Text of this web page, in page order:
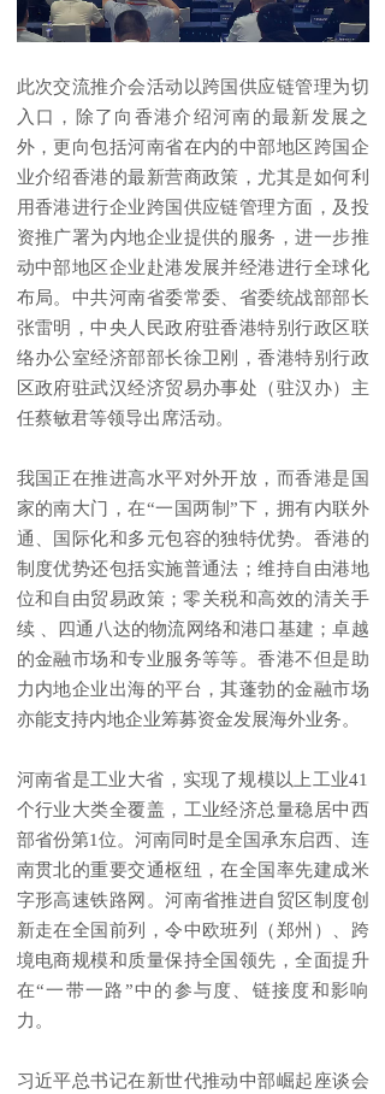
此次交流推介会活动以跨国供应链管理为切
入口，除了向香港介绍河南的最新发展之
外，更向包括河南省在内的中部地区跨国企
业介绍香港的最新营商政策，尤其是如何利
用香港进行企业跨国供应链管理方面，及投
资推广署为内地企业提供的服务，进一步推
动中部地区企业赴港发展并经港进行全球化
布局。中共河南省委常委、省委统战部部长
张雷明，中央人民政府驻香港特别行政区联
络办公室经济部部长徐卫刚，香港特别行政
区政府驻武汉经济贸易办事处（驻汉办）主
任蔡敏君等领导出席活动。
我国正在推进高水平对外开放，而香港是国
家的南大门，在“一国两制”下，拥有内联外
通、国际化和多元包容的独特优势。香港的
制度优势还包括实施普通法；维持自由港地
位和自由贸易政策；零关税和高效的清关手
续 、四通八达的物流网络和港口基建；卓越
的金融市场和专业服务等等。香港不但是助
力内地企业出海的平台，其蓬勃的金融市场
亦能支持内地企业筹募资金发展海外业务。
河南省是工业大省，实现了规模以上工业41
个行业大类全覆盖，工业经济总量稳居中西
部省份第1位。河南同时是全国承东启西、连
南贯北的重要交通枢纽，在全国率先建成米
字形高速铁路网。河南省推进自贸区制度创
新走在全国前列，令中欧班列（郑州）、跨
境电商规模和质量保持全国领先，全面提升
在“一带一路”中的参与度、链接度和影响
力。
习近平总书记在新世代推动中部崛起座谈会